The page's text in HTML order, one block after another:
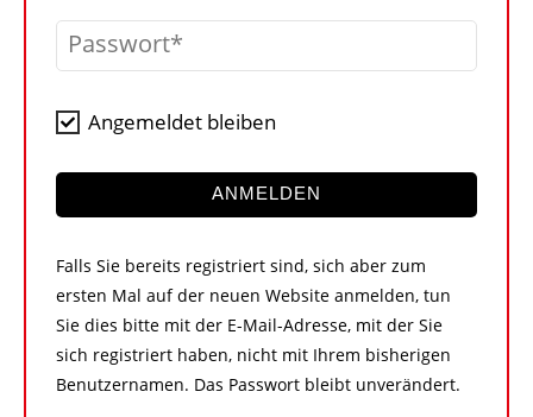
KRAN & BÜHNE
KONTAKT
Passwort
Angemeldet bleiben
ANMELDEN
Falls Sie bereits registriert sind, sich aber zum
ersten Mal auf der neuen Website anmelden, tun
Sie dies bitte mit der E-Mail-Adresse, mit der Sie
sich registriert haben, nicht mit Ihrem bisherigen
Benutzernamen. Das Passwort bleibt unverändert.